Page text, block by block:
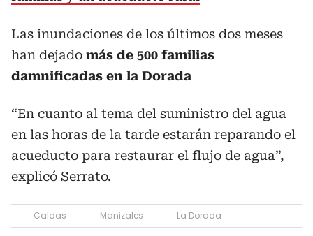
Las inundaciones de los últimos dos meses
han dejado más de 500 familias
damnificadas en la Dorada
“En cuanto al tema del suministro del agua
en las horas de la tarde estarán reparando el
acueducto para restaurar el flujo de agua”,
explicó Serrato.
Caldas Manizales La Dorada